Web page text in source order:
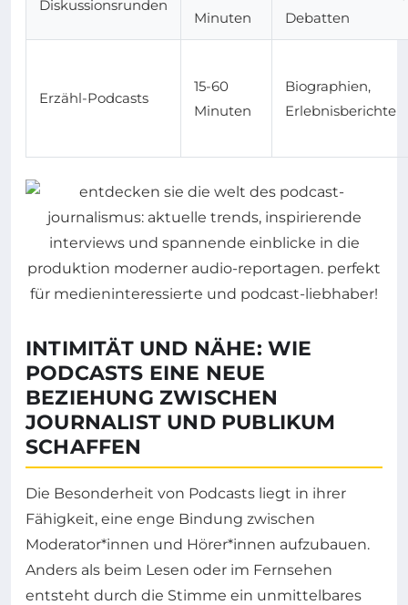
Diskussionsrunden
Minuten
Debatten
Erzähl-Podcasts
15-60
Minuten
Biographien,
Erlebnisberichte
INTIMITÄT UND NÄHE: WIE
PODCASTS EINE NEUE
BEZIEHUNG ZWISCHEN
JOURNALIST UND PUBLIKUM
SCHAFFEN
Die Besonderheit von Podcasts liegt in ihrer
Fähigkeit, eine enge Bindung zwischen
Moderator*innen und Hörer*innen aufzubauen.
Anders als beim Lesen oder im Fernsehen
entsteht durch die Stimme ein unmittelbares